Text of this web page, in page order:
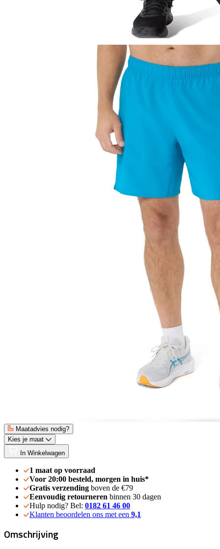
Maatadvies nodig?
Kies je maat
In Winkelwagen
1 maat op voorraad
Voor 20:00 besteld, morgen in huis*
Gratis verzending boven de €79
Eenvoudig retourneren binnen 30 dagen
Hulp nodig? Bel: 0182 61 46 00
Klanten beoordelen ons met een 9,1
Omschrijving